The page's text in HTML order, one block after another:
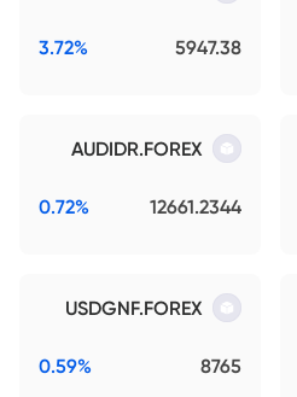
5947.38
3.72%
AUDIDR.FOREX
12661.2344
0.72%
USDGNF.FOREX
8765
0.59%